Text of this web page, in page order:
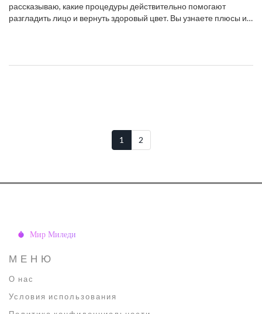
рассказываю, какие процедуры действительно помогают
разгладить лицо и вернуть здоровый цвет. Вы узнаете плюсы и
косметологами.
1 2
МЕНЮ
О нас
Условия использования